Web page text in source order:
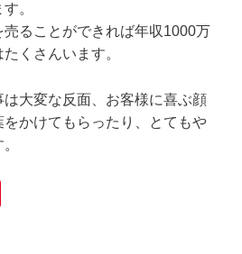
。
ることができれば年収1000万
くさんいます。
大変な反面、お客様に喜ぶ顔
かけてもらったり、とてもや